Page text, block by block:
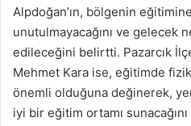
Alpdoğan’ın, bölgenin eğitimine
unutulmayacağını ve gelecek
edileceğini belirtti. Pazarcık
Mehmet Kara ise, eğitimde
önemli olduğuna değinerek,
iyi bir eğitim ortamı